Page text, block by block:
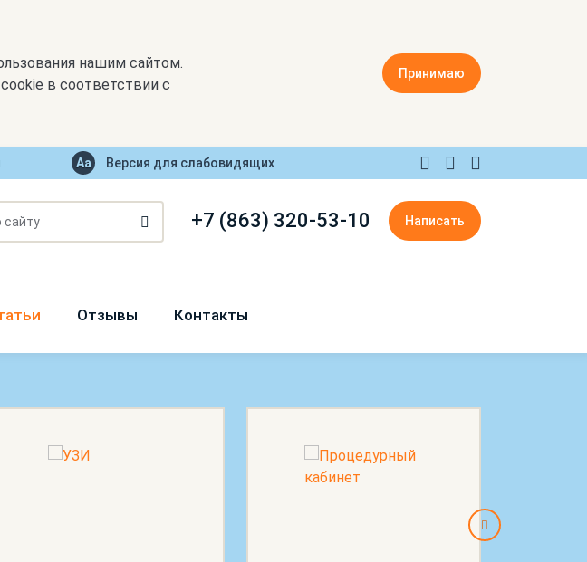
нашим сайтом.
в соответствии с
Принимаю
Версия для слабовидящих
+7 (863) 320-53-10 Написать
Отзывы Контакты